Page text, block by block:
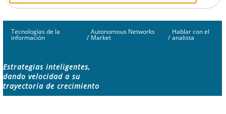
Tecnologías de la
información /
Autonomous Networks
Market /
Hablar con el
analista
Estrategias inteligentes,
dando velocidad a su
trayectoria de crecimiento